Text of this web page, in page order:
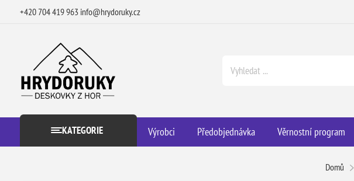
+420 704 419 963 info@hrydoruky.cz
KATEGORIE Výrobci Předobjednávka Věrnostní program
Domů